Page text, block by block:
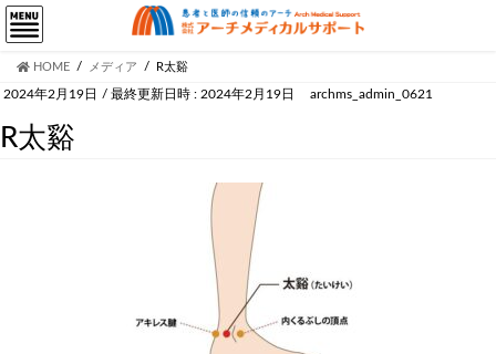
HOME メディア R太谿
2024年2月19日 / 最終更新日時 : 2024年2月19日 archms_admin_0621
R太谿